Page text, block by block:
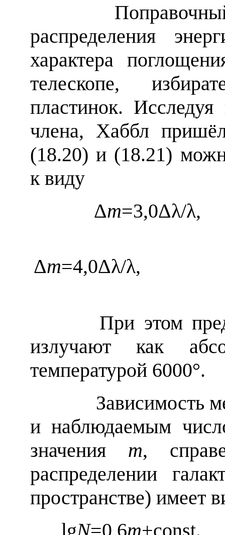
распределения
характера
телескопе,
пластинок.
члена, Хаббл
(18.20) и (18.21)
к виду
Δm=3,0Δλ/
Δm=4,0Δλ/
При этом
излучают как
температурой 6000°.
Зависимость
и наблюдаемым
значения m,
распределении
пространстве) имеет
lgN=0,6m